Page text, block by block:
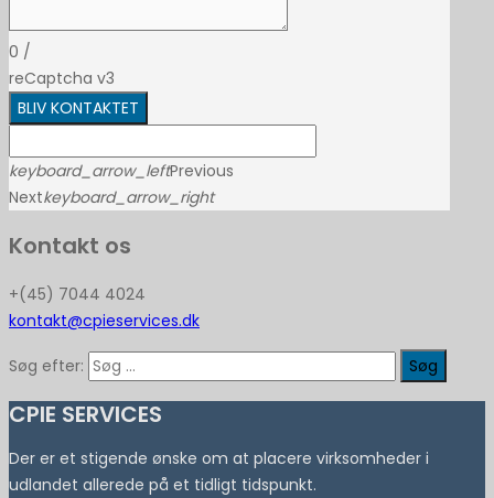
0 /
reCaptcha v3
BLIV KONTAKTET
keyboard_arrow_leftPrevious
Nextkeyboard_arrow_right
Kontakt os
+(45) 7044 4024
kontakt@cpieservices.dk
Søg efter:
CPIE SERVICES
Der er et stigende ønske om at placere virksomheder i
udlandet allerede på et tidligt tidspunkt.